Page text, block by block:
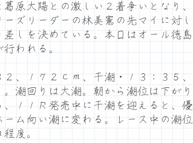
葛原大陽との激しい２着争いとなり
ーズリーダーの林美憲の先マイに対
差しを決めている。本日はオール徳
われる。
、１７２ｃｍ、干潮・１３：３５、
。潮回りは大潮。朝から潮位は下が
、１１Ｒ発売中に干潮を迎えると、
ーム向い潮に変わる。レース中の潮
度。